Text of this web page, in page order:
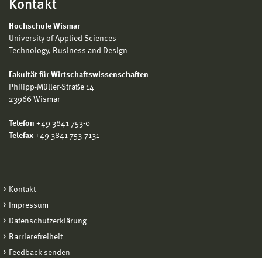
Kontakt
Hochschule Wismar
University of Applied Sciences
Technology, Business and Design
Fakultät für Wirtschaftswissenschaften
Philipp-Müller-Straße 14
23966 Wismar
Telefon +49 3841 753-0
Telefax +49 3841 753-7131
Kontakt
Impressum
Datenschutzerklärung
Barrierefreiheit
Feedback senden